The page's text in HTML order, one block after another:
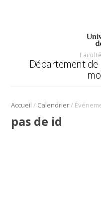
Département
Accueil / Calendrier/
pas de id